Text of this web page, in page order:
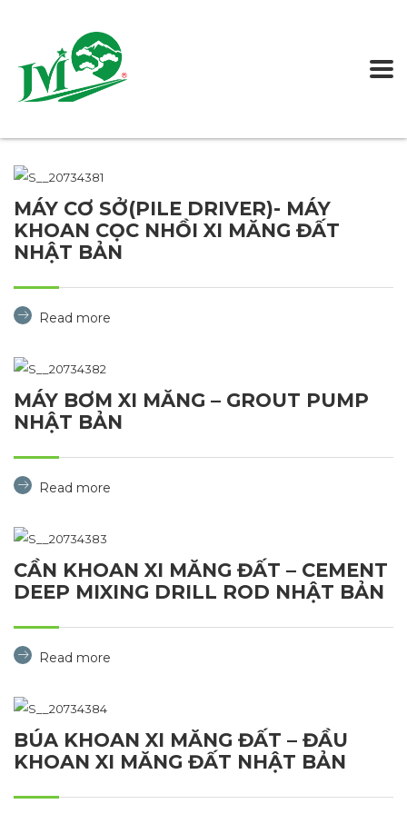
MÁY CƠ SỞ(PILE DRIVER)- MÁY
KHOAN CỌC NHỒI XI MĂNG ĐẤT
NHẬT BẢN
Read more
MÁY BƠM XI MĂNG – GROUT PUMP
NHẬT BẢN
Read more
CẦN KHOAN XI MĂNG ĐẤT – CEMENT
DEEP MIXING DRILL ROD NHẬT BẢN
Read more
BÚA KHOAN XI MĂNG ĐẤT – ĐẦU
KHOAN XI MĂNG ĐẤT NHẬT BẢN